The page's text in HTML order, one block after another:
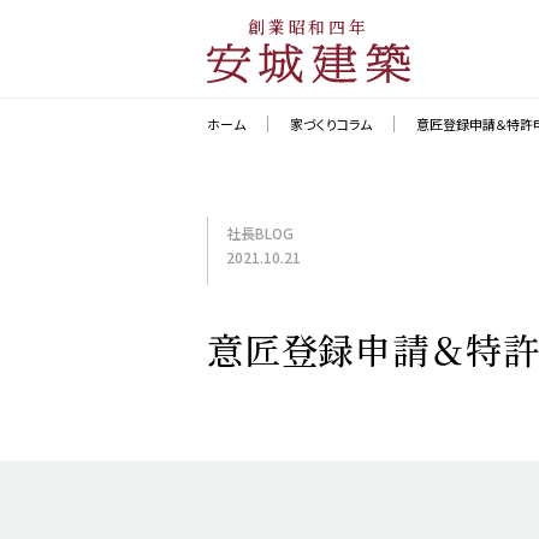
創業昭和四年
ホーム 家づくりコラム 意匠登録申請＆特許
社長BLOG
2021.10.21
意匠登録申請＆特